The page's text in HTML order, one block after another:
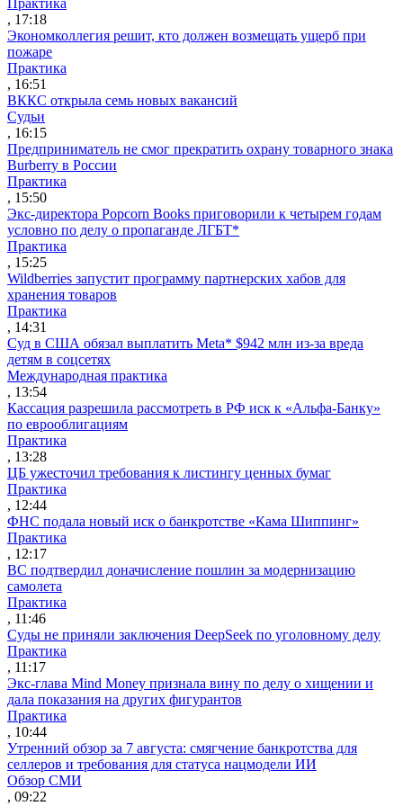
, 17:18
Экономколлегия решит, кто должен возмещать ущерб при
пожаре
Практика
, 16:51
ВККС открыла семь новых вакансий
Судьи
, 16:15
Предприниматель не смог прекратить охрану товарного знака
Burberry в России
Практика
, 15:50
Экс-директора Popcorn Books приговорили к четырем годам
условно по делу о пропаганде ЛГБТ*
Практика
, 15:25
Wildberries запустит программу партнерских хабов для
хранения товаров
Практика
, 14:31
Суд в США обязал выплатить Meta* $942 млн из-за вреда
детям в соцсетях
Международная практика
, 13:54
Кассация разрешила рассмотреть в РФ иск к «Альфа-Банку»
по еврооблигациям
Практика
, 13:28
ЦБ ужесточил требования к листингу ценных бумаг
Практика
, 12:44
ФНС подала новый иск о банкротстве «Кама Шиппинг»
Практика
, 12:17
ВС подтвердил доначисление пошлин за модернизацию
самолета
Практика
, 11:46
Суды не приняли заключения DeepSeek по уголовному делу
Практика
, 11:17
Экс-глава Mind Money признала вину по делу о хищении и
дала показания на других фигурантов
Практика
, 10:44
Утренний обзор за 7 августа: смягчение банкротства для
селлеров и требования для статуса нацмодели ИИ
Обзор СМИ
, 09:22